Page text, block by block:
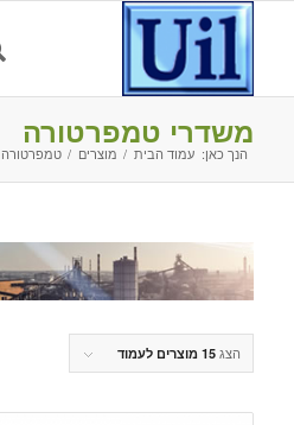
משדרי טמפרטורה
הנך כאן: עמוד הבית / מוצרים / טמפרטורה
הצג 15 מוצרים לעמוד